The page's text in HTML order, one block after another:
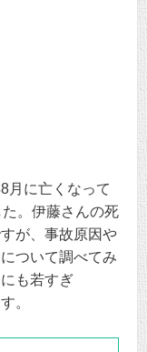
月に亡くなって
。伊藤さんの死
が、事故原因や
ついて調べてみ
も若すぎ
。